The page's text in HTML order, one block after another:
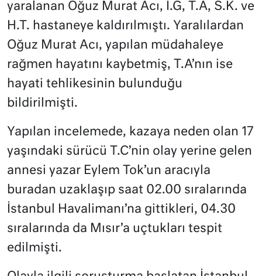
yaralanan Oğuz Murat Acı, İ.G, T.A, S.K. ve
H.T. hastaneye kaldırılmıştı. Yaralılardan
Oğuz Murat Acı, yapılan müdahaleye
rağmen hayatını kaybetmiş, T.A’nın ise
hayati tehlikesinin bulunduğu
bildirilmişti.
Yapılan incelemede, kazaya neden olan 17
yaşındaki sürücü T.C’nin olay yerine gelen
annesi yazar Eylem Tok’un aracıyla
buradan uzaklaşıp saat 02.00 sıralarında
İstanbul Havalimanı’na gittikleri, 04.30
sıralarında da Mısır’a uçtukları tespit
edilmişti.